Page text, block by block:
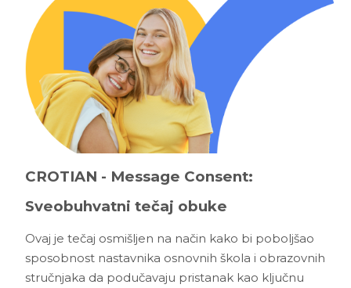
CROTIAN - Message Consent:
Sveobuhvatni tečaj obuke
Ovaj je tečaj osmišljen na način kako bi poboljšao
sposobnost nastavnika osnovnih škola i obrazovnih
stručnjaka da podučavaju pristanak kao ključnu